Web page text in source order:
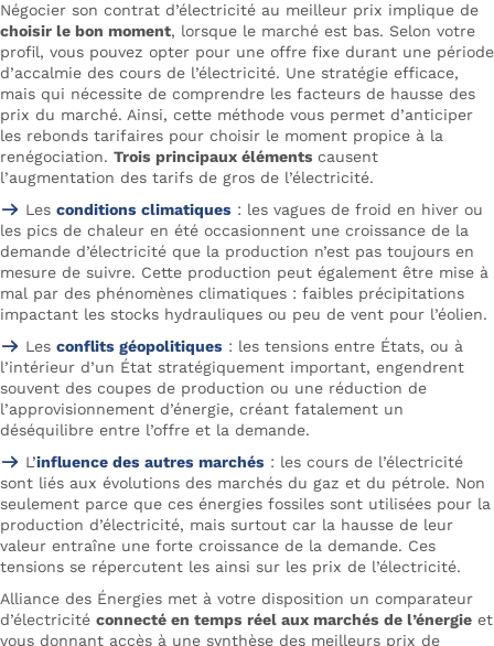
Négocier son contrat d’électricité au meilleur prix implique de
choisir le bon moment, lorsque le marché est bas. Selon votre
profil, vous pouvez opter pour une offre fixe durant une période
d’accalmie des cours de l’électricité. Une stratégie efficace,
mais qui nécessite de comprendre les facteurs de hausse des
prix du marché. Ainsi, cette méthode vous permet d’anticiper
les rebonds tarifaires pour choisir le moment propice à la
renégociation. Trois principaux éléments causent
l’augmentation des tarifs de gros de l’électricité.
Les conditions climatiques : les vagues de froid en hiver ou
les pics de chaleur en été occasionnent une croissance de la
demande d’électricité que la production n’est pas toujours en
mesure de suivre. Cette production peut également être mise à
mal par des phénomènes climatiques : faibles précipitations
impactant les stocks hydrauliques ou peu de vent pour l’éolien.
Les conflits géopolitiques : les tensions entre États, ou à
l’intérieur d’un État stratégiquement important, engendrent
souvent des coupes de production ou une réduction de
l’approvisionnement d’énergie, créant fatalement un
déséquilibre entre l’offre et la demande.
L ’influence des autres marchés : les cours de l’électricité
sont liés aux évolutions des marchés du gaz et du pétrole. Non
seulement parce que ces énergies fossiles sont utilisées pour la
production d’électricité, mais surtout car la hausse de leur
valeur entraîne une forte croissance de la demande. Ces
tensions se répercutent les ainsi sur les prix de l’électricité.
Alliance des Énergies met à votre disposition un comparateur
d’électricité connecté en temps réel aux marchés de l’énergie et
vous donnant accès à une synthèse des meilleurs prix de